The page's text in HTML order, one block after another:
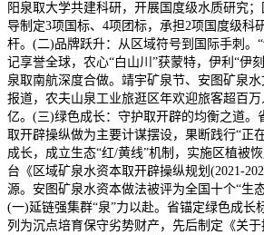
阳泉取大学共建科研，开展国度级水质研究
导制定3项国标、4项团标，承担2项国度级科
杆。(二)品牌跃升：从区域符号到国际手刺。
记享誉全球，农心“白山川”获蒙特，伊利“伊
泉取南航深度合做。靖宇矿泉节、安图矿泉
报道，农夫山泉工业旅逛区年欢迎旅客超百
亿。(三)绿色成长：守护取开辟的均衡之道。
取开辟操纵做为主要计谋摆设，果断践行“正
成长，成立生态“红/黄线”机制，实施区植被
台《区域矿泉水资本取开辟操纵规划(2021-
源。安图矿泉水资本做法被评为全国十个“生
(一)延链强集群“泉”力以赴。省锚定绿色成长
列为沉点培育保守劣势财产，先后制定《关